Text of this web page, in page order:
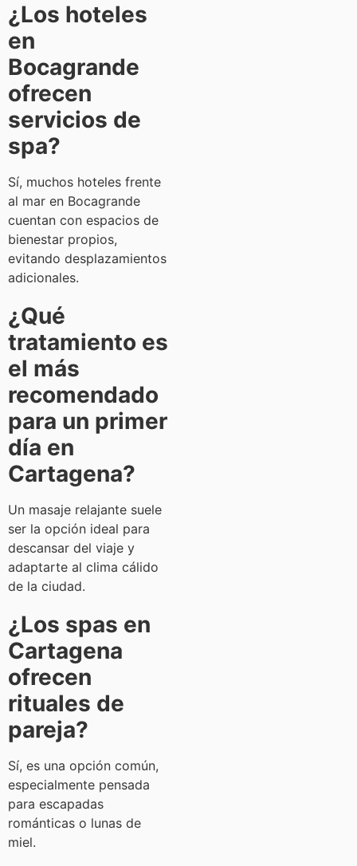
¿Los hoteles
en
Bocagrande
ofrecen
servicios de
spa?
Sí, muchos hoteles frente
al mar en Bocagrande
cuentan con espacios de
bienestar propios,
evitando desplazamientos
adicionales.
¿Qué
tratamiento es
el más
recomendado
para un primer
día en
Cartagena?
Un masaje relajante suele
ser la opción ideal para
descansar del viaje y
adaptarte al clima cálido
de la ciudad.
¿Los spas en
Cartagena
ofrecen
rituales de
pareja?
Sí, es una opción común,
especialmente pensada
para escapadas
románticas o lunas de
miel.